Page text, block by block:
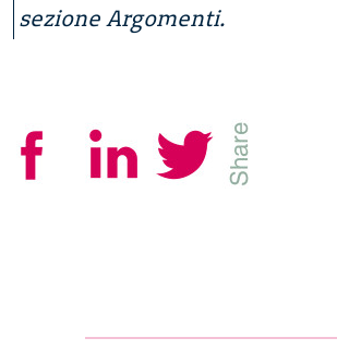
sezione Argomenti.